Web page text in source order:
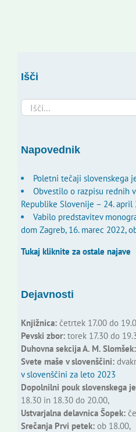
Išči
Search
for:
Napovednik
Poletni tečaji slovenskega
Obvestilo o razpisu rednih
Republike Slovenije – 24. april
Vabilo predstavitev
dom Zagreb, 16. marec 2022,
Tukaj kliknite za ostale najave
Dejavnosti
Knjižnica:četrtek 17.00 do
Pevski zbor:torek 17.30 do
Duhovna sekcija A. M. Slomšek:
Svete maše v slovenščini:
v slovenščini za leto 2023
Dopolnilni pouk slovenskega
18.30 in 18.30 do 20.00,
Ustvarjalna delavnica Šopek:
Srečanja Prvi petek:ob 18.00,